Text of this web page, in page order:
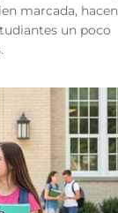
marcada, hacen
un poco